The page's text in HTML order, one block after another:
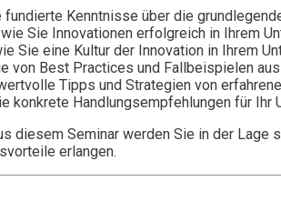
fundierte Kenntnisse über die
Sie Innovationen erfolgreich in Ihrem
Sie eine Kultur der Innovation in Ihrem
von Best Practices und Fallbeispielen
Tipps und Strategien von
konkrete Handlungsempfehlungen für Ihr
diesem Seminar werden Sie in der Lage
erlangen.